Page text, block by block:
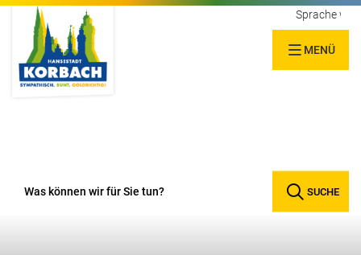
MENÜ
Sprache
SUCHE